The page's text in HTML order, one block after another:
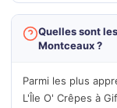
Quelles sont
Montceaux ?
Parmi les plus
L'Île O' Crêpes à